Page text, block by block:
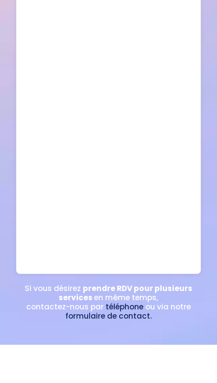
Si vous désirez prendre RDV pour plusieurs
servicesen même temps,
contactez-nous par téléphone ou via notre
formulaire de contact.